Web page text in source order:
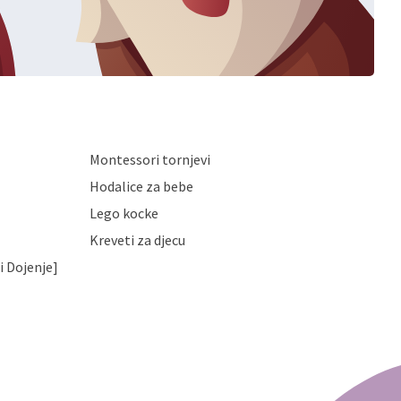
Montessori tornjevi
Hodalice za bebe
Lego kocke
Kreveti za djecu
Dojenje]